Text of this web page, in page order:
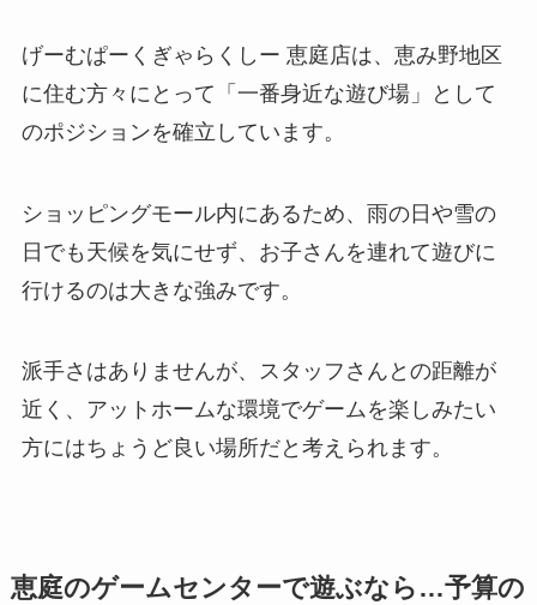
げーむぱーくぎゃらくしー 恵庭店は、恵み野地区
に住む方々にとって「一番身近な遊び場」として
のポジションを確立しています。
ショッピングモール内にあるため、雨の日や雪の
日でも天候を気にせず、お子さんを連れて遊びに
行けるのは大きな強みです。
派手さはありませんが、スタッフさんとの距離が
近く、アットホームな環境でゲームを楽しみたい
方にはちょうど良い場所だと考えられます。
恵庭のゲームセンターで遊ぶなら…予算の